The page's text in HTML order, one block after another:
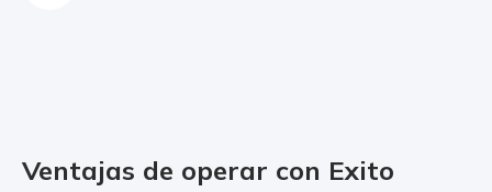
Ventajas de operar con Exito